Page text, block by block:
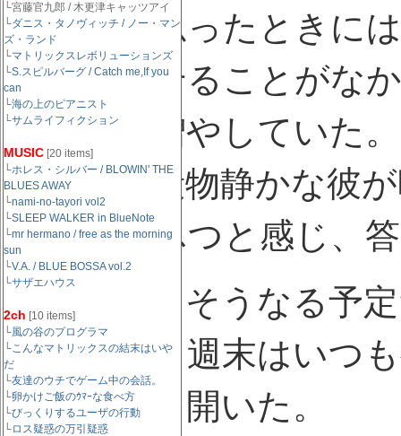
└宮藤官九郎 / 木更津キャッツアイ
└ダニス・タノヴィッチ / ノー・マン
ズ・ランド
└マトリックスレボリューションズ
└S.スピルバーグ / Catch me,If you
can
└海の上のピアニスト
└サムライフィクション
MUSIC [20 items]
└ホレス・シルバー / BLOWIN' THE
BLUES AWAY
└nami-no-tayori vol2
└SLEEP WALKER in BlueNote
└mr hermano / free as the morning
sun
└V.A. / BLUE BOSSA vol.2
└サザエハウス
2ch [10 items]
└風の谷のプログラマ
└こんなマトリックスの結末はいや
だ
└友達のウチでゲーム中の会話。
└卵かけご飯のｳﾏｰな食べ方
└びっくりするユーザの行動
└ロス疑惑の万引疑惑
彼がそう思ったときに
今まで見せることがな
の時間を増やしていた。
彼女も普段物静かな彼
熱をふつふつと感じ、
二人は元々そうなる予
を始めた。週末はいつ
な食事会を開いた。